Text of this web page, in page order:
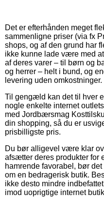
Det er efterhånden meget
sammenligne priser (via fx
shops, og af den grund har
ikke kunne lade være med
af deres varer – til børn og
og herrer – helt i bund, og
levering uden omkostninger.
Til gengæld kan det til hver
nogle enkelte internet
med Jordbærsmag
din shopping, så du er
prisbilligste pris.
Du bør alligevel være klar
afsætter deres produkter for
hamrende favorabel, bør
om en bedragerisk butik.
ikke desto mindre
imod uoprigtige internet